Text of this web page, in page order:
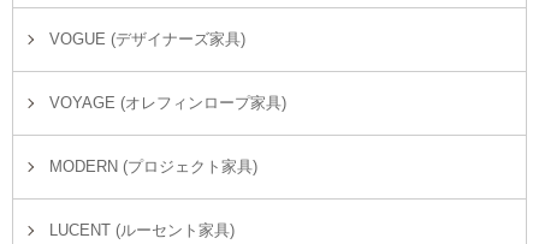
VOGUE (デザイナーズ家具)
VOYAGE (オレフィンロープ家具)
MODERN (プロジェクト家具)
LUCENT (ルーセント家具)